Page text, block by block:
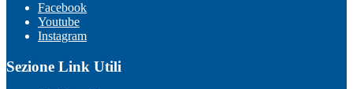
Facebook
Youtube
Instagram
Sezione Link Utili